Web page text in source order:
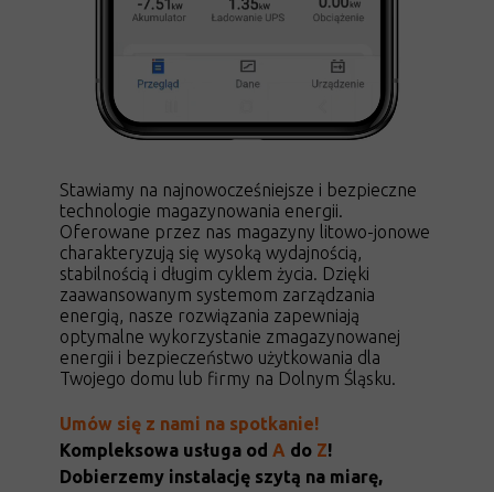
Stawiamy na najnowocześniejsze i bezpieczne
technologie magazynowania energii.
Oferowane przez nas magazyny litowo-jonowe
charakteryzują się wysoką wydajnością,
stabilnością i długim cyklem życia. Dzięki
zaawansowanym systemom zarządzania
energią, nasze rozwiązania zapewniają
optymalne wykorzystanie zmagazynowanej
energii i bezpieczeństwo użytkowania dla
Twojego domu lub firmy na Dolnym Śląsku.
Umów się z nami na spotkanie!
Kompleksowa usługa od A do Z!
Dobierzemy instalację szytą na miarę,